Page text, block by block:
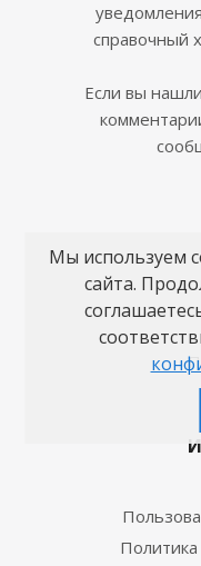
справочный
Если вы
Мы используем
сайта.